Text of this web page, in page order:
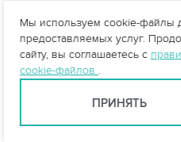
относится диоксид
соединения титана —
двух- и трехвалентного
Мы используем cookie-файлы
предоставляемых услуг.
сайту, вы соглашаетесь с
cookie-файлов .
ПРИНЯТЬ